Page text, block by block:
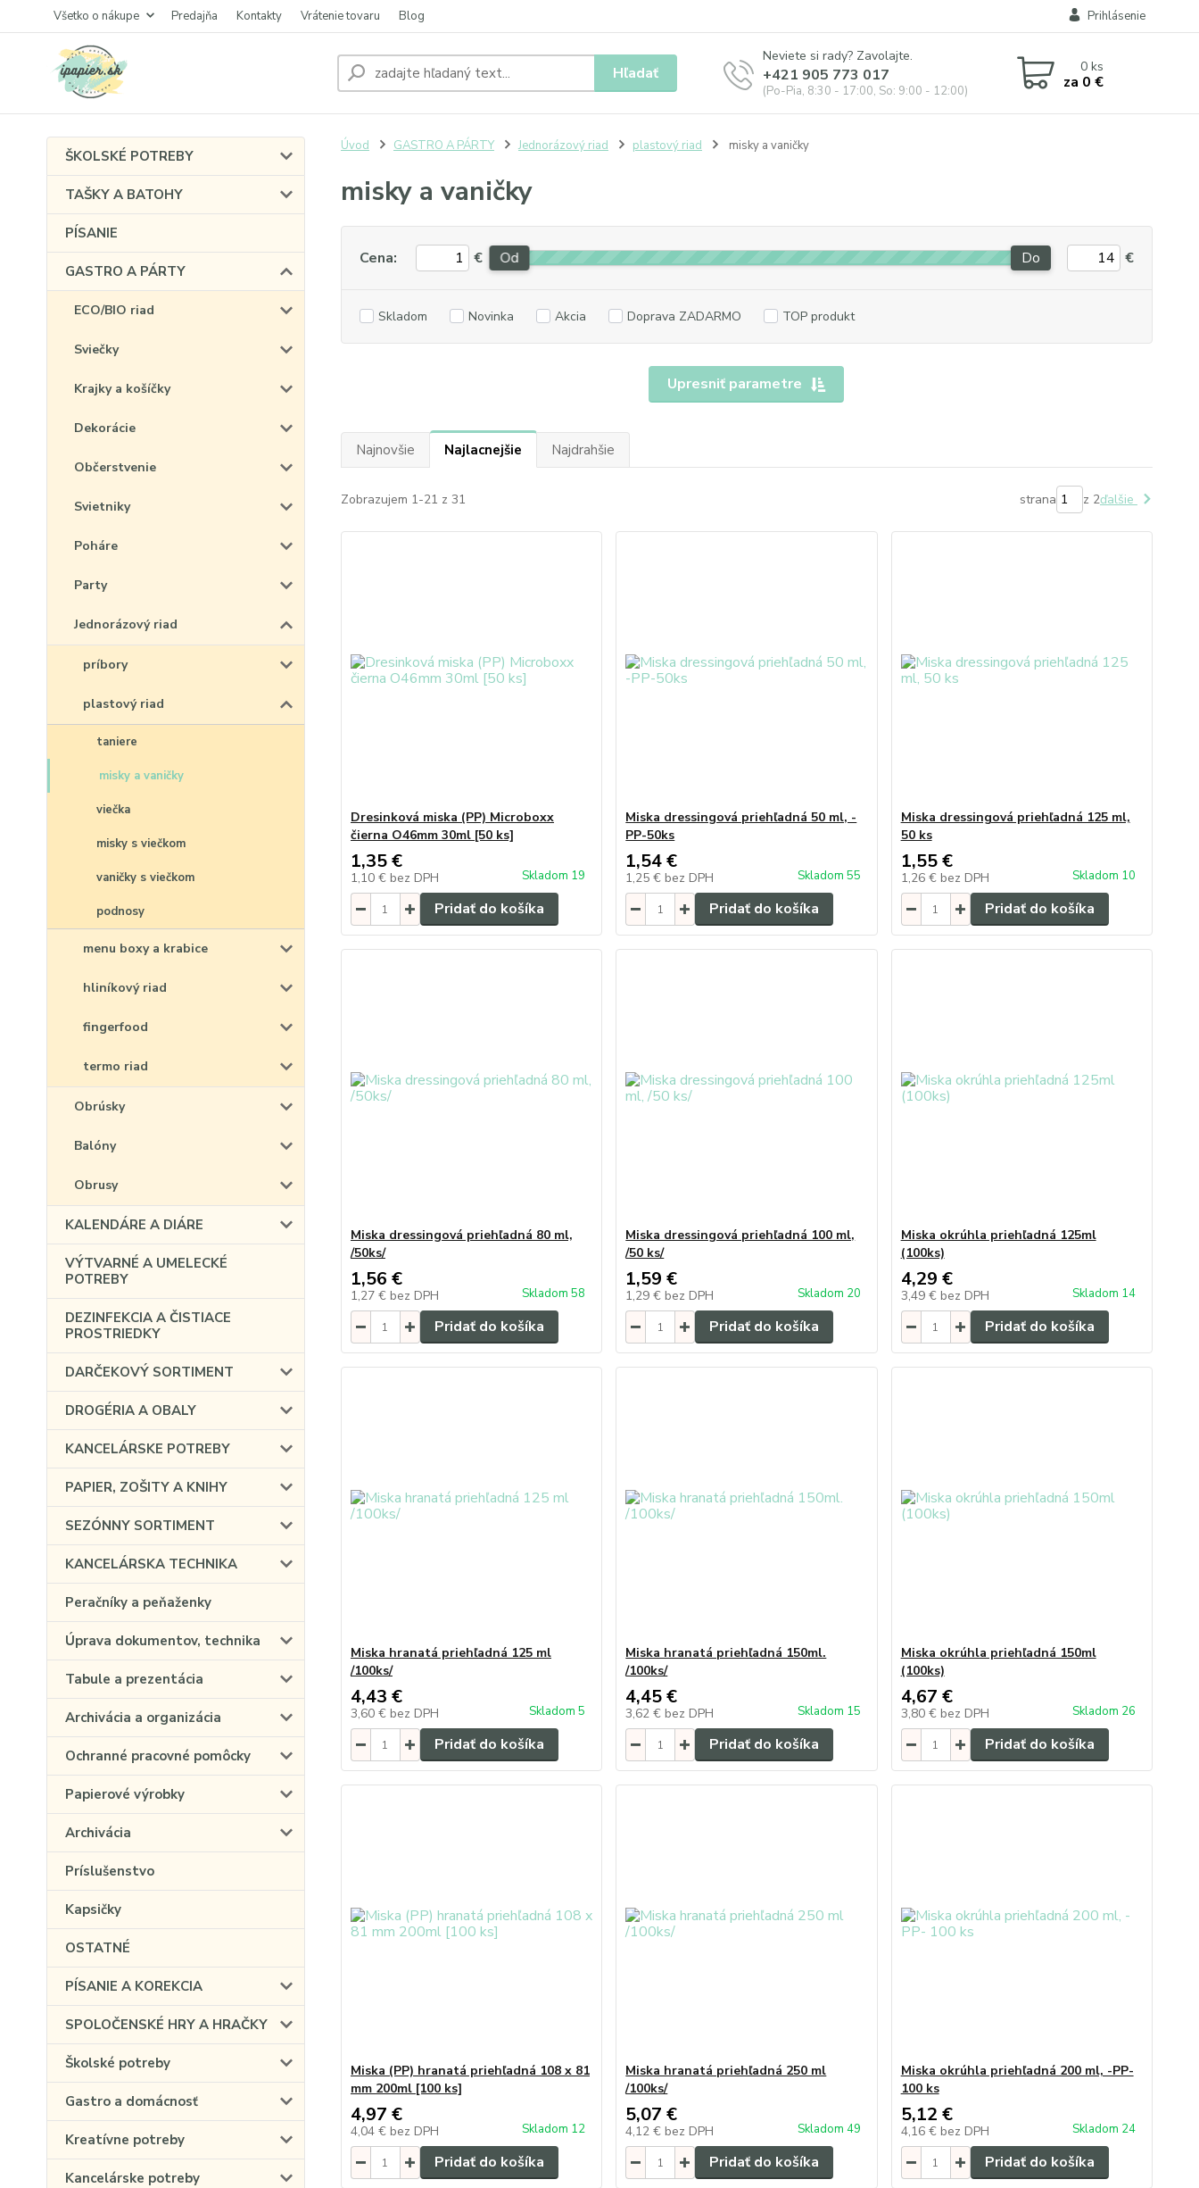
Všetko o nákupe Predajňa Kontakty Vrátenie tovaru Blog Prihlásenie
Hľadať
Neviete si rady? Zavolajte.
+421 905 773 017
(Po-Pia, 8:30 - 17:00, So: 9:00 - 12:00)
0ks
za 0 €
ŠKOLSKÉ POTREBY
TAŠKY A BATOHY
PÍSANIE
GASTRO A PÁRTY
ECO/BIO riad
Sviečky
Krajky a košíčky
Dekorácie
Občerstvenie
Svietniky
Poháre
Party
Jednorázový riad
príbory
plastový riad
taniere
misky a vaničky
viečka
misky s viečkom
vaničky s viečkom
podnosy
menu boxy a krabice
hliníkový riad
fingerfood
termo riad
Obrúsky
Balóny
Obrusy
KALENDÁRE A DIÁRE
VÝTVARNÉ A UMELECKÉ
POTREBY
DEZINFEKCIA A ČISTIACE
PROSTRIEDKY
DARČEKOVÝ SORTIMENT
DROGÉRIA A OBALY
KANCELÁRSKE POTREBY
PAPIER, ZOŠITY A KNIHY
SEZÓNNY SORTIMENT
KANCELÁRSKA TECHNIKA
Peračníky a peňaženky
Úprava dokumentov, technika
Tabule a prezentácia
Archivácia a organizácia
Ochranné pracovné pomôcky
Papierové výrobky
Archivácia
Príslušenstvo
Kapsičky
OSTATNÉ
PÍSANIE A KOREKCIA
SPOLOČENSKÉ HRY A HRAČKY
Školské potreby
Gastro a domácnosť
Kreatívne potreby
Kancelárske potreby
Úvod GASTRO A PÁRTY Jednorázový riad plastový riad misky a vaničky
misky a vaničky
Upresniť parametre
Cena: € Od Do €
Skladom Novinka Akcia Doprava ZADARMO TOP produkt
Najnovšie Najlacnejšie Najdrahšie
Zobrazujem 1-21 z 31 strana z 2ďalšie
Dresinková miska (PP) Microboxx
čierna O46mm 30ml [50 ks]
1,35 €
1,10 € bez DPH Skladom 19
Pridať do košíka
Miska dressingová priehľadná 50 ml, -
PP-50ks
1,54 €
1,25 € bez DPH Skladom 55
Pridať do košíka
Miska dressingová priehľadná 125 ml,
50 ks
1,55 €
1,26 € bez DPH Skladom 10
Pridať do košíka
Miska dressingová priehľadná 80 ml,
/50ks/
1,56 €
1,27 € bez DPH Skladom 58
Pridať do košíka
Miska dressingová priehľadná 100 ml,
/50 ks/
1,59 €
1,29 € bez DPH Skladom 20
Pridať do košíka
Miska okrúhla priehľadná 125ml
(100ks)
4,29 €
3,49 € bez DPH Skladom 14
Pridať do košíka
Miska hranatá priehľadná 125 ml
/100ks/
4,43 €
3,60 € bez DPH Skladom 5
Pridať do košíka
Miska hranatá priehľadná 150ml.
/100ks/
4,45 €
3,62 € bez DPH Skladom 15
Pridať do košíka
Miska okrúhla priehľadná 150ml
(100ks)
4,67 €
3,80 € bez DPH Skladom 26
Pridať do košíka
Miska (PP) hranatá priehľadná 108 x 81
mm 200ml [100 ks]
4,97 €
4,04 € bez DPH Skladom 12
Pridať do košíka
Miska hranatá priehľadná 250 ml
/100ks/
5,07 €
4,12 € bez DPH Skladom 49
Pridať do košíka
Miska okrúhla priehľadná 200 ml, -PP-
100 ks
5,12 €
4,16 € bez DPH Skladom 24
Pridať do košíka